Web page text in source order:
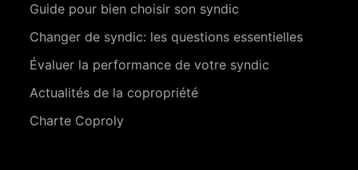
Guide pour bien choisir son syndic
Changer de syndic: les questions essentielles
Évaluer la performance de votre syndic
Actualités de la copropriété
Charte Coproly